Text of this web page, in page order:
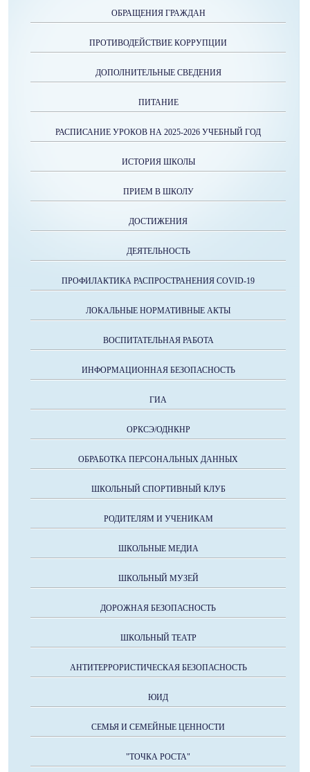
ОБРАЩЕНИЯ ГРАЖДАН
ПРОТИВОДЕЙСТВИЕ КОРРУПЦИИ
ДОПОЛНИТЕЛЬНЫЕ СВЕДЕНИЯ
ПИТАНИЕ
РАСПИСАНИЕ УРОКОВ НА 2025-2026 УЧЕБНЫЙ ГОД
ИСТОРИЯ ШКОЛЫ
ПРИЕМ В ШКОЛУ
ДОСТИЖЕНИЯ
ДЕЯТЕЛЬНОСТЬ
ПРОФИЛАКТИКА РАСПРОСТРАНЕНИЯ COVID-19
ЛОКАЛЬНЫЕ НОРМАТИВНЫЕ АКТЫ
ВОСПИТАТЕЛЬНАЯ РАБОТА
ИНФОРМАЦИОННАЯ БЕЗОПАСНОСТЬ
ГИА
ОРКСЭ/ОДНКНР
ОБРАБОТКА ПЕРСОНАЛЬНЫХ ДАННЫХ
ШКОЛЬНЫЙ СПОРТИВНЫЙ КЛУБ
РОДИТЕЛЯМ И УЧЕНИКАМ
ШКОЛЬНЫЕ МЕДИА
ШКОЛЬНЫЙ МУЗЕЙ
ДОРОЖНАЯ БЕЗОПАСНОСТЬ
ШКОЛЬНЫЙ ТЕАТР
АНТИТЕРРОРИСТИЧЕСКАЯ БЕЗОПАСНОСТЬ
ЮИД
СЕМЬЯ И СЕМЕЙНЫЕ ЦЕННОСТИ
"ТОЧКА РОСТА"